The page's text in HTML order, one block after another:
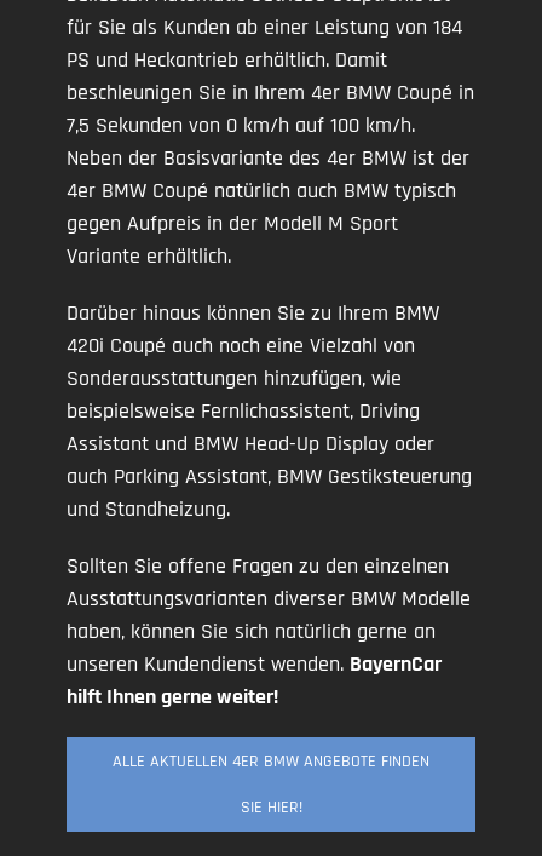
für Sie als Kunden ab einer Leistung von 184
PS und Heckantrieb erhältlich. Damit
beschleunigen Sie in Ihrem 4er BMW Coupé in
7,5 Sekunden von 0 km/h auf 100 km/h.
Neben der Basisvariante des 4er BMW ist der
4er BMW Coupé natürlich auch BMW typisch
gegen Aufpreis in der Modell M Sport
Variante erhältlich.
Darüber hinaus können Sie zu Ihrem BMW
420i Coupé auch noch eine Vielzahl von
Sonderausstattungen hinzufügen, wie
beispielsweise Fernlichassistent, Driving
Assistant und BMW Head-Up Display oder
auch Parking Assistant, BMW Gestiksteuerung
und Standheizung.
Sollten Sie offene Fragen zu den einzelnen
Ausstattungsvarianten diverser BMW Modelle
haben, können Sie sich natürlich gerne an
unseren Kundendienst wenden. BayernCar
hilft Ihnen gerne weiter!
ALLE AKTUELLEN 4ER BMW ANGEBOTE FINDEN
SIE HIER!